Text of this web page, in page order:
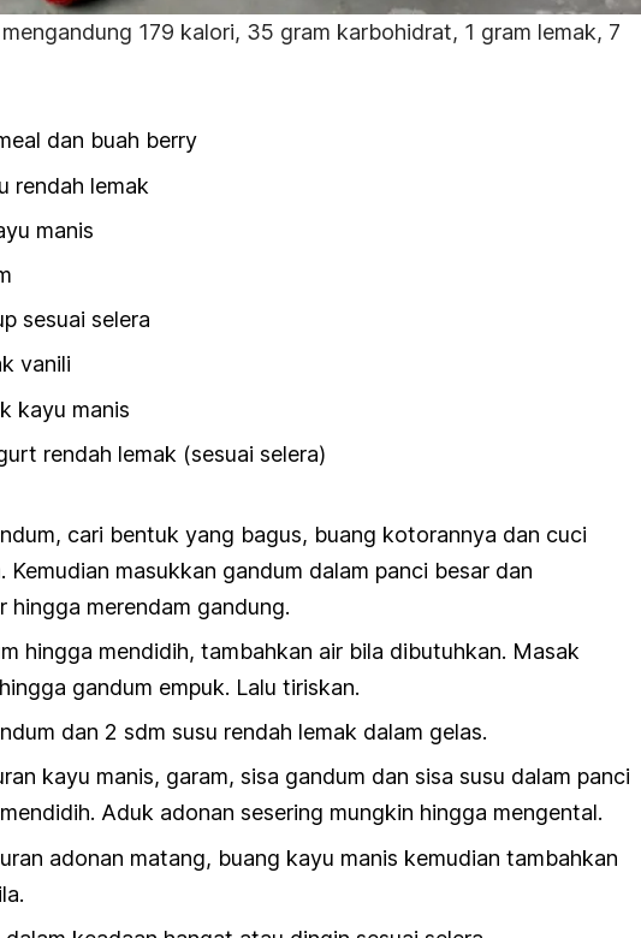
179 kalori, 35 gram karbohidrat, 1 gram lemak, 7
dan buah berry
rendah lemak
manis
sesuai selera
vanili
kayu manis
rendah lemak (sesuai selera)
cari bentuk yang bagus, buang kotorannya dan cuci
Kemudian masukkan gandum dalam panci besar dan
hingga merendam gandung.
hingga mendidih, tambahkan air bila dibutuhkan. Masak
gandum empuk. Lalu tiriskan.
dan 2 sdm susu rendah lemak dalam gelas.
kayu manis, garam, sisa gandum dan sisa susu dalam panci
Aduk adonan sesering mungkin hingga mengental.
adonan matang, buang kayu manis kemudian tambahkan